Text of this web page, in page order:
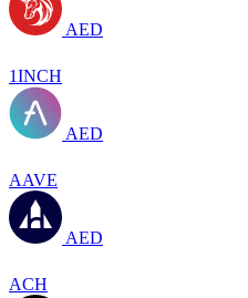
AED
1INCH
AED
AAVE
AED
ACH